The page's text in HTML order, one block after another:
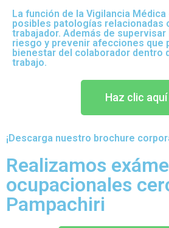
La función de la Vigilancia
posibles patologías relacionadas
trabajador. Además de
riesgo y prevenir afecciones que
bienestar del colaborador dentro
trabajo.
Haz clic aquí
¡Descarga nuestro brochure
Realizamos
ocupacionales
Pampachiri